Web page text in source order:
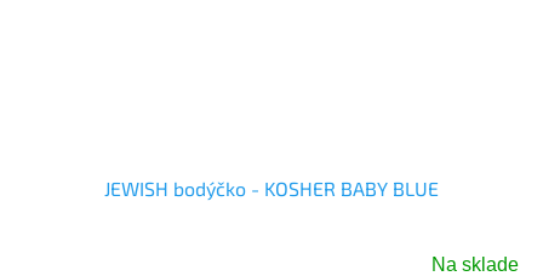
JEWISH bodýčko - KOSHER BABY BLUE
Na sklade